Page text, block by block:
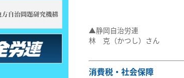
▲静岡自治労連
林 克（かつし）さん
消費税・社会保障